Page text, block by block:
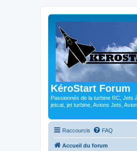
KéroStart Forum
Passionnés de la turbine RC, Jets
jetcat, jet turbine, Avions Jets,
Raccourcis FAQ
Accueil du forum